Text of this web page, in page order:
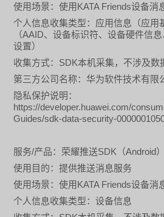
使用场景：使用 KATA Friends设备消
个人信息收集类型：应用信息（应用
（AAID、设备标识符、设备硬件信
设置）
收集方式： SDK本机采集，不涉及数
第三方公司名称：华为软件技术有限
隐私保护说明：
https://developer.huawei.com/
Guides/sdk-data-security-
服务/产品：荣耀推送SDK （Android）
使用目的：提供推送消息服务
使用场景：使用 KATA Friends设备消
个人信息收集类型：设备信息